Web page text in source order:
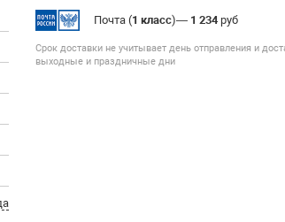
Почта (1 класс)— 1 234руб
Срок доставки не учитывает день отправления и
выходные и праздничные дни